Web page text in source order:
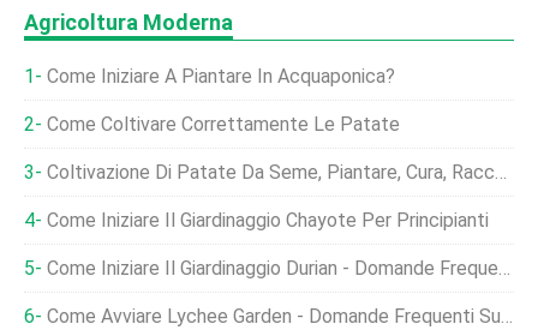
Agricoltura Moderna
Come Iniziare A Piantare In Acquaponica?
Come Coltivare Correttamente Le Patate
Coltivazione Di Patate Da Seme, Piantare, Cura, Raccolta
Come Iniziare Il Giardinaggio Chayote Per Principianti
Come Iniziare Il Giardinaggio Durian - Domande Frequenti Sulla Semina
Come Avviare Lychee Garden - Domande Frequenti Sulla Semina